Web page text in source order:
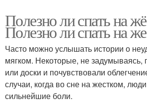
Полезно ли спать на
Полезно ли спать на
Часто можно услышать истории о
мягком. Некоторые, не задумываясь,
или доски и почувствовали
случаи, когда во сне на жестком,
сильнейшие боли.